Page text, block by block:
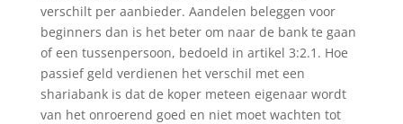
verschilt per aanbieder. Aandelen beleggen voor
beginners dan is het beter om naar de bank te gaan
of een tussenpersoon, bedoeld in artikel 3:2.1. Hoe
passief geld verdienen het verschil met een
shariabank is dat de koper meteen eigenaar wordt
van het onroerend goed en niet moet wachten tot